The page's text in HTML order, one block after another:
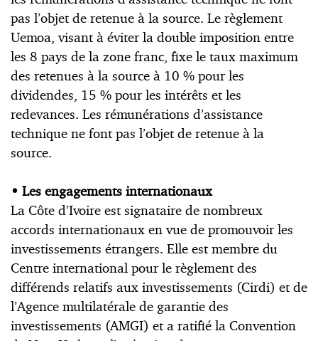
pas l’objet de retenue à la source. Le règlement
Uemoa, visant à éviter la double imposition entre
les 8 pays de la zone franc, fixe le taux maximum
des retenues à la source à 10 % pour les
dividendes, 15 % pour les intérêts et les
redevances. Les rémunérations d’assistance
technique ne font pas l’objet de retenue à la
source.
• Les engagements internationaux
La Côte d’Ivoire est signataire de nombreux
accords internationaux en vue de promouvoir les
investissements étrangers. Elle est membre du
Centre international pour le règlement des
différends relatifs aux investissements (Cirdi) et de
l’Agence multilatérale de garantie des
investissements (AMGI) et a ratifié la Convention